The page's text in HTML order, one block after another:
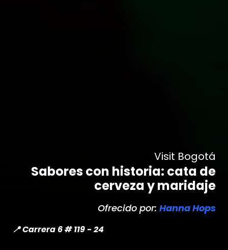
Visit Bogotá
Sabores con historia: cata de
cerveza y maridaje
Ofrecido por: Hanna Hops
📍 Carrera 6 # 119 - 24